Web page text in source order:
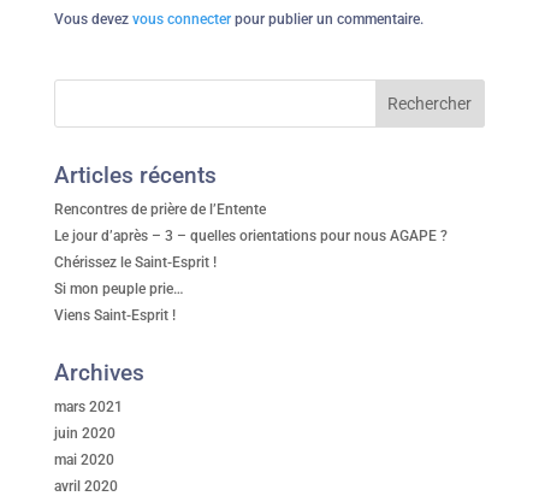
Vous devez vous connecterpour publier un commentaire.
Articles récents
Rencontres de prière de l’Entente
Le jour d’après – 3 – quelles orientations pour nous AGAPE ?
Chérissez le Saint-Esprit !
Si mon peuple prie…
Viens Saint-Esprit !
Archives
mars 2021
juin 2020
mai 2020
avril 2020